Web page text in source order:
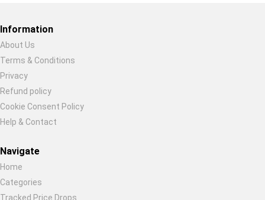
Restore previous
Information
About Us
Terms & Conditions
Privacy
Refund policy
Cookie Consent Policy
Help & Contact
Navigate
Home
Categories
Tracked Price Drops